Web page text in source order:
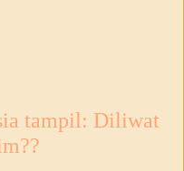
tampil: Diliwat